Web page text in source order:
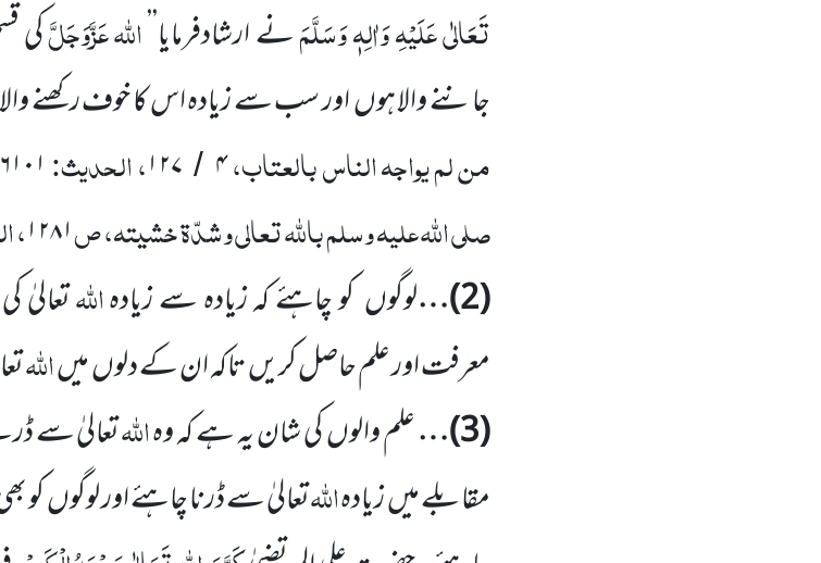
تَعَالٰی عَلَیْہِ وَاٰلِہٖ وَسَلَّمَنے ارشادفرمایا’’اللہعَزَّوَجَلَّکی
جاننے والا ہوںاورسب سے زیادہ اس کا خوف رکھنے
من لم یواجہ الناس بالعتاب،۴ / ۱۲۷، الحدیث: ۶۱۰۱
صلی اللّٰہ علیہ وسلمباللّٰہ تعالی وشدّۃ خشیتہ، ص۱۲۸۱،
(
2
)…لوگوں کو چاہئے کہ زیادہ سے زیادہاللہ
معرفت اور علم حاصل کریںتاکہ ان کے دلوںمیںاللہ
(
3
)…علم والوںکی شان یہ ہے کہ وہاللہتعالیٰ سے
مقابلے میںزیادہاللہتعالیٰسے ڈرنا چاہئے اور لوگوںکو